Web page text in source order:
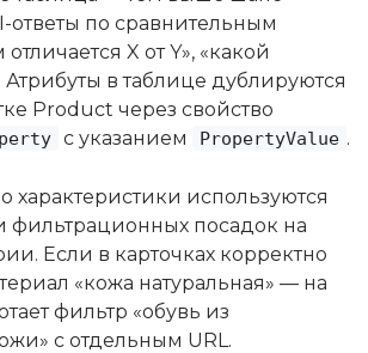
ответы по сравнительным
X от Y», «какой
Атрибуты в таблице дублируются
Product через свойство
с указанием PropertyValue .
характеристики используются
фильтрационных посадок на
Если в карточках корректно
«кожа натуральная» — на
фильтр «обувь из
с отдельным URL.